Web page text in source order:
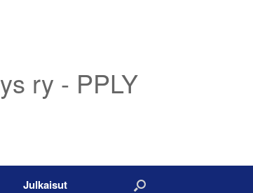
ry - PPLY
Julkaisut